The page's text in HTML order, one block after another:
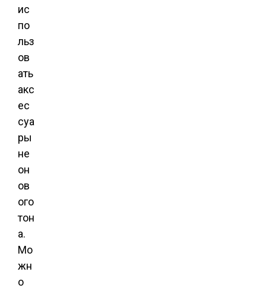
ис
по
льз
ов
ать
акс
ес
суа
ры
не
он
ов
ого
тон
а.
Мо
жн
о